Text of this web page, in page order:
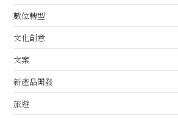
數位轉型
文化創意
文案
新產品開發
旅遊